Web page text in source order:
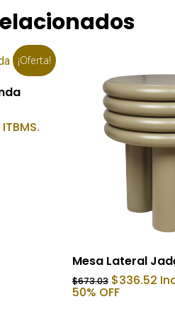
¡Oferta!
Añadir Al
Mesa Lateral
$673.03 El
precio
$336.52El
50% OFF